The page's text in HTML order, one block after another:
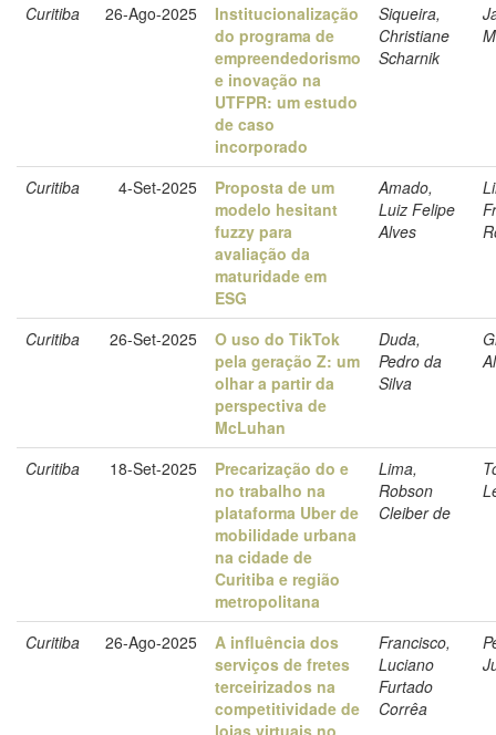
Curitiba 26-Ago-2025
Institucionalização
do programa de
empreendedorismo
e inovação na
UTFPR: um estudo
de caso
incorporado
Siqueira,
Christiane
Scharnik
Curitiba 4-Set-2025
Proposta de um
modelo hesitant
fuzzy para
avaliação da
maturidade em
ESG
Amado,
Luiz Felipe
Alves
Curitiba 26-Set-2025
O uso do TikTok
pela geração Z: um
olhar a partir da
perspectiva de
McLuhan
Duda,
Pedro da
Silva
Curitiba 18-Set-2025
Precarização do e
no trabalho na
plataforma Uber de
mobilidade urbana
na cidade de
Curitiba e região
metropolitana
Lima,
Robson
Cleiber de
Curitiba 26-Ago-2025
A influência dos
serviços de fretes
terceirizados na
competitividade de
lojas virtuais no
Francisco,
Luciano
Furtado
Corrêa